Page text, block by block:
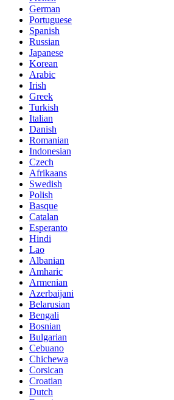
German
Portuguese
Spanish
Russian
Japanese
Korean
Arabic
Irish
Greek
Turkish
Italian
Danish
Romanian
Indonesian
Czech
Afrikaans
Swedish
Polish
Basque
Catalan
Esperanto
Hindi
Lao
Albanian
Amharic
Armenian
Azerbaijani
Belarusian
Bengali
Bosnian
Bulgarian
Cebuano
Chichewa
Corsican
Croatian
Dutch